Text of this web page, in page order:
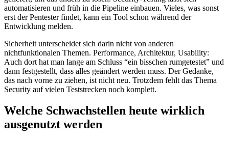
automatisieren und früh in die Pipeline einbauen. Vieles, was sonst
erst der Pentester findet, kann ein Tool schon während der
Entwicklung melden.
Sicherheit unterscheidet sich darin nicht von anderen
nichtfunktionalen Themen. Performance, Architektur, Usability:
Auch dort hat man lange am Schluss “ein bisschen rumgetestet” und
dann festgestellt, dass alles geändert werden muss. Der Gedanke,
das nach vorne zu ziehen, ist nicht neu. Trotzdem fehlt das Thema
Security auf vielen Teststrecken noch komplett.
Welche Schwachstellen heute wirklich
ausgenutzt werden